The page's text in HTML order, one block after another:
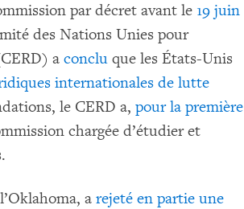
par décret avant le 19 juin
des Nations Unies pour
aconclu que les États-Unis
internationales de lutte
le CERD a,pour la première
chargée d’étudier et
arejeté en partie une